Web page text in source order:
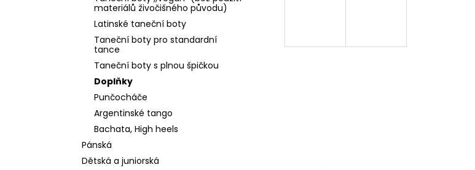
materiálů živočišného původu)
Latinské taneční boty
Taneční boty pro standardní
tance
Taneční boty s plnou špičkou
Doplňky
Punčocháče
Argentinské tango
Bachata, High heels
Pánská
Dětská a juniorská
2 590 Kč